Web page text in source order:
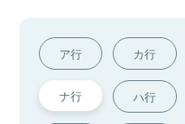
ア行 カ行
ナ行 ハ行